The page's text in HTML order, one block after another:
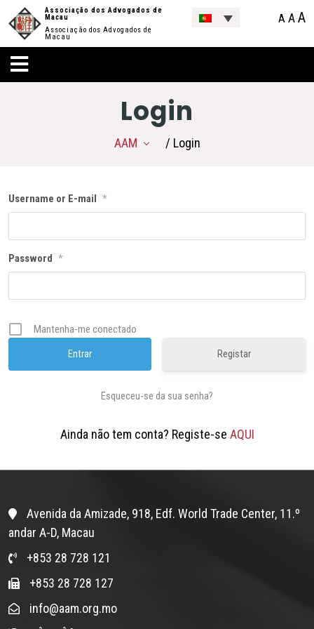
Associação dos Advogados de
Macau
Associação dos Advogados de
Macau
A AA
Login
AAM / Login
Username or E-mail *
Password *
Mantenha-me conectado
Registar
Esqueceu-se da sua senha?
Ainda não tem conta? Registe-se AQUI
Avenida da Amizade, 918, Edf. World Trade Center, 11.º
andar A-D, Macau
+853 28 728 121
+853 28 728 127
info@aam.org.mo